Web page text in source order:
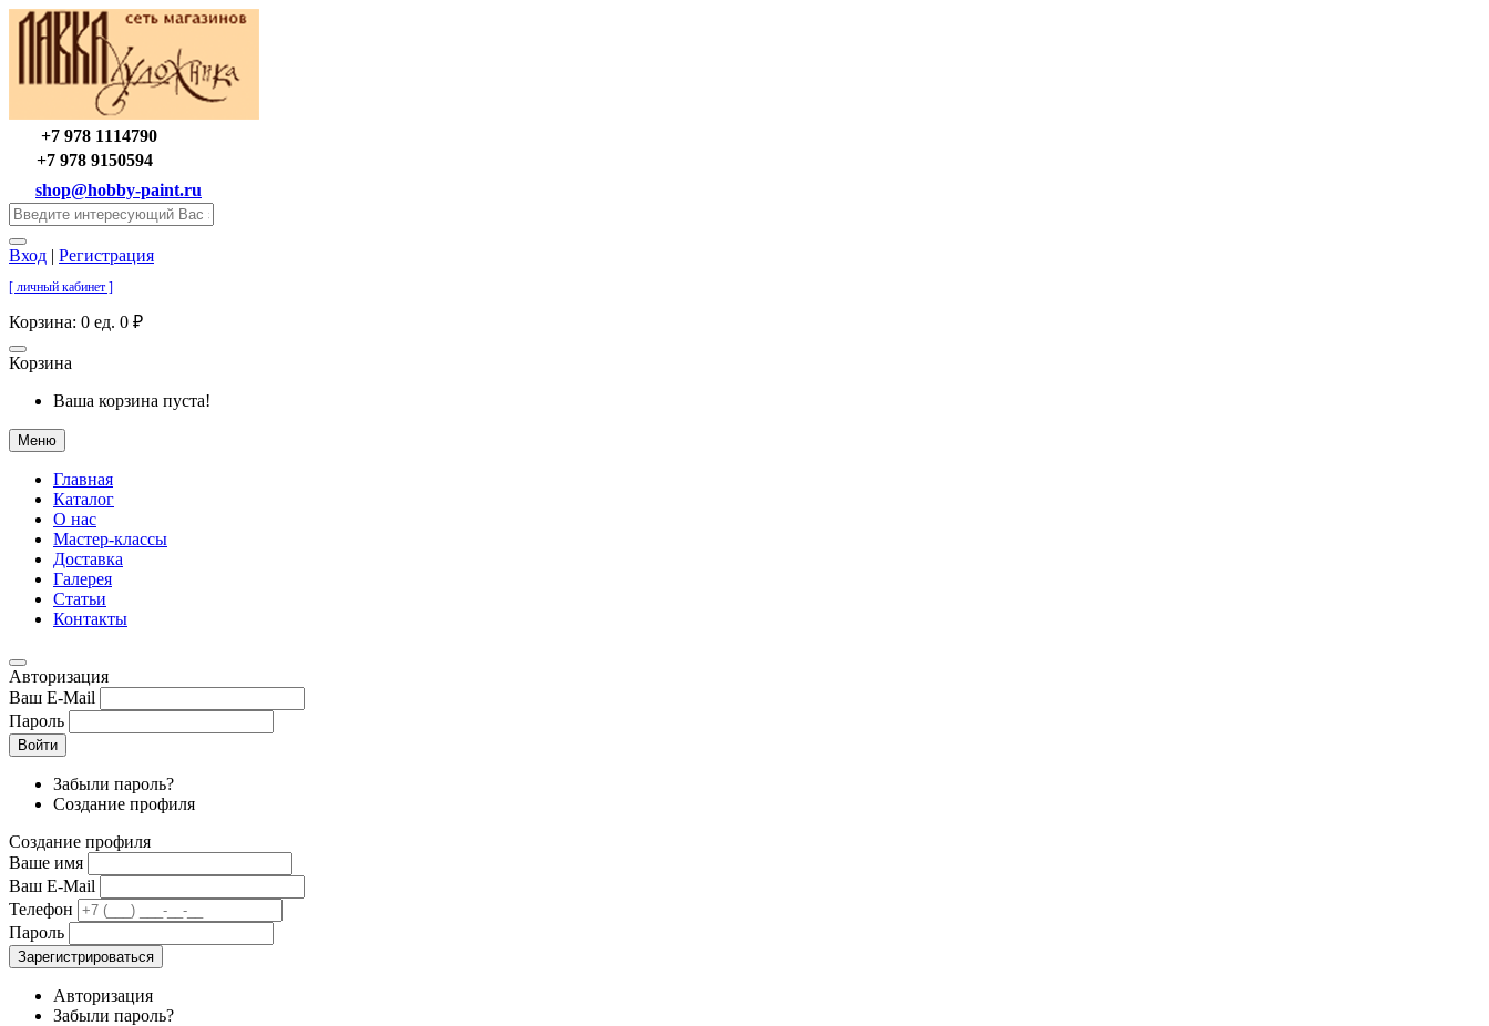
+7 978 1114790
+7 978 9150594
shop@hobby-paint.ru
Вход | Регистрация
[ личный кабинет ]
Корзина: 0 ед. 0 ₽
Корзина
Ваша корзина пуста!
Меню
Главная
Каталог
О нас
Мастер-классы
Доставка
Галерея
Статьи
Контакты
Авторизация
Ваш E-Mail
Пароль
Войти
Забыли пароль?
Создание профиля
Создание профиля
Ваше имя
Ваш E-Mail
Телефон
Пароль
Зарегистрироваться
Авторизация
Забыли пароль?